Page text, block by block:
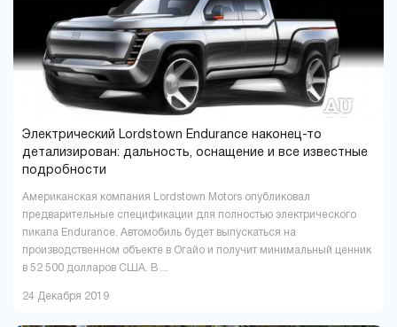
Электрический Lordstown Endurance наконец-то
детализирован: дальность, оснащение и все известные
подробности
Американская компания Lordstown Motors опубликовал
предварительные спецификации для полностью электрического
пикапа Endurance. Автомобиль будет выпускаться на
производственном объекте в Огайо и получит минимальный ценник
в 52 500 долларов США. В ...
24 Декабря 2019